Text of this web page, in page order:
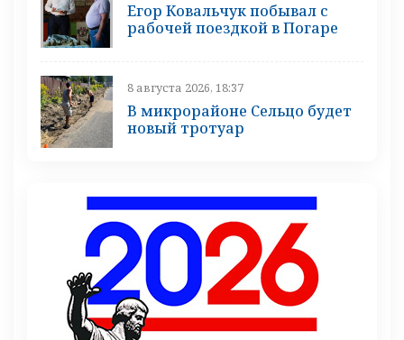
Егор Ковальчук побывал с
рабочей поездкой в Погаре
8 августа 2026, 18:37
В микрорайоне Сельцо будет
новый тротуар